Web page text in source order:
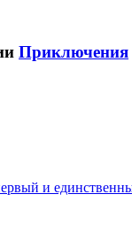
Приключения
и